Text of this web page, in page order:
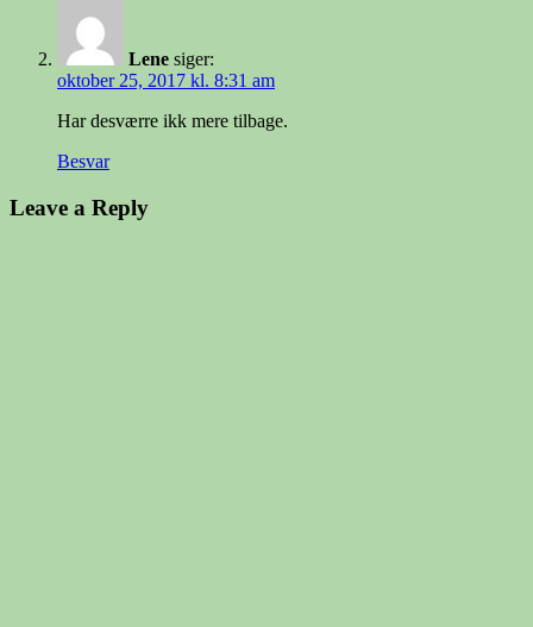
Lene siger:
oktober 25, 2017 kl. 8:31 am
Har desværre ikk mere tilbage.
Besvar
Leave a Reply